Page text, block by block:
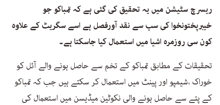
ریسرچ سٹیشن میں یہ تحقیق کی گئی ہے کہ تمباکو جو
خیبرپختونخوا کی سب سے نقد آورفصل ہے اسے سگریٹ کے علاوہ
کون سی روزمرہ اشیا میں استعمال کیا جاسکتا ہے۔
تحقیقات کے مطابق تمباکو کے تخم سے حاصل ہونے والے آئل کو
خوراک ،شیمپو اور پینٹ میں استعمال کر سکتے ہیں جب کہ تمباکو
کے پتے سے حاصل ہونے والی نکوٹین میڈیسن میں استعمال کی